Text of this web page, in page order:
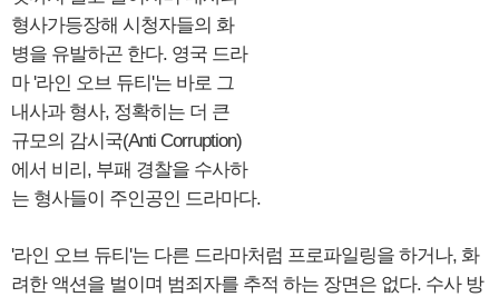
형사가등장해 시청자들의 화
병을 유발하곤 한다. 영국 드라
마 '라인 오브 듀티'는 바로 그
내사과 형사, 정확히는 더 큰
규모의 감시국(Anti Corruption)
에서 비리, 부패 경찰을 수사하
는 형사들이 주인공인 드라마다.
'라인 오브 듀티'는 다른 드라마처럼 프로파일링을 하거나, 화
려한 액션을 벌이며 범죄자를 추적 하는 장면은 없다. 수사 방